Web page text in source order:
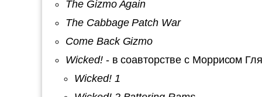
The Gizmo Again
The Cabbage Patch War
Come Back Gizmo
Wicked!- в соавторстве с Моррисом
Wicked! 1